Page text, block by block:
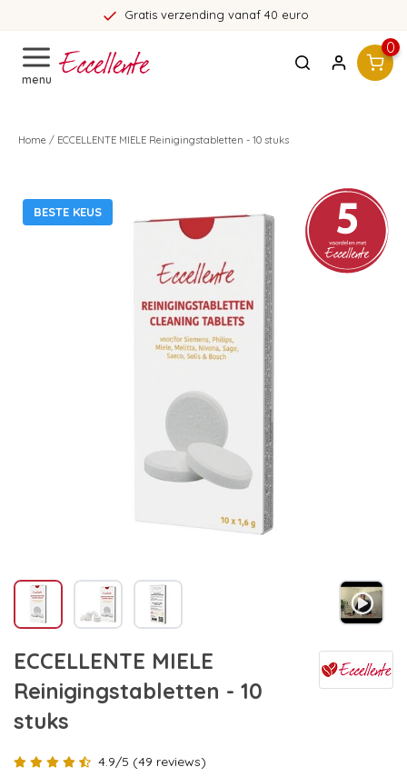
Gratis verzending vanaf 40 euro
menu
0
Home / ECCELLENTE MIELE Reinigingstabletten - 10 stuks
BESTE KEUS
ECCELLENTE MIELE
Reinigingstabletten - 10
stuks
4.9/5 (49 reviews)